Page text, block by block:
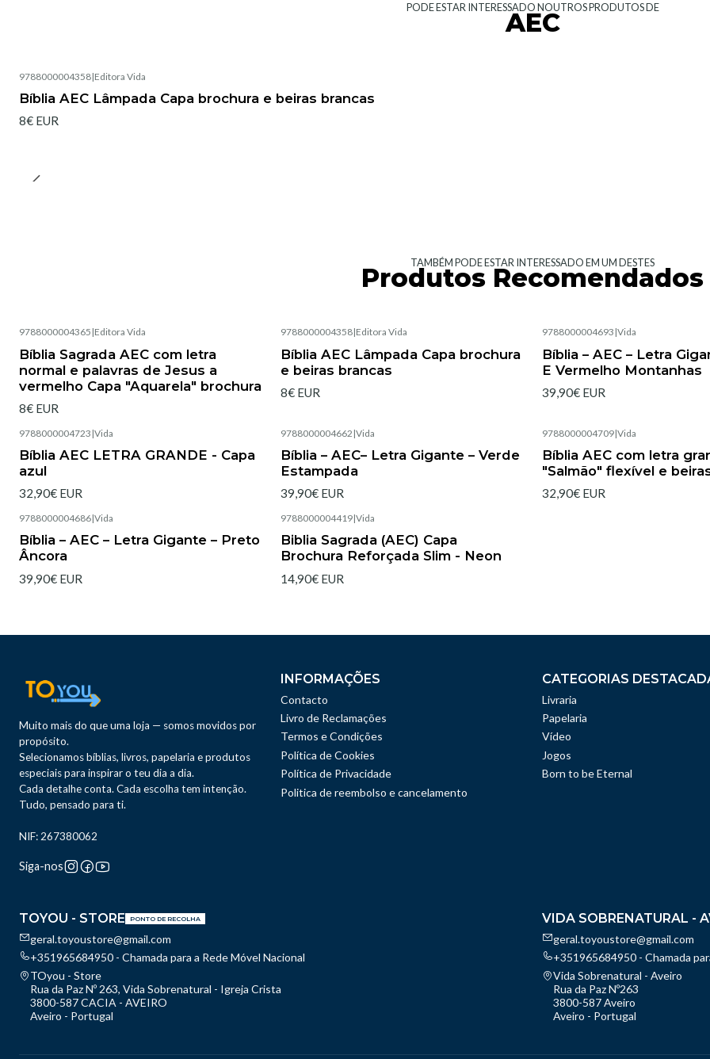
PODE ESTAR INTERESSADO NOUTROS PRODUTOS DE
AEC
9788000004358|Editora Vida
Bíblia AEC Lâmpada Capa brochura e beiras brancas
8€ EUR
TAMBÉM PODE ESTAR INTERESSADO EM UM DESTES
Produtos Recomendados
9788000004365 |Editora Vida
Bíblia Sagrada AEC com letra
normal e palavras de Jesus a
vermelho Capa "Aquarela" brochura
8€ EUR
9788000004358|Editora Vida
Bíblia AEC Lâmpada Capa brochura
e beiras brancas
8€ EUR
9788000004693 |Vida
Bíblia – AEC – Letra
E Vermelho Montanhas
39,90€ EUR
9788000004723 |Vida
Bíblia AEC LETRA GRANDE - Capa
azul
32,90€ EUR
9788000004662 |Vida
Bíblia – AEC– Letra Gigante – Verde
Estampada
39,90€ EUR
9788000004709|Vida
Bíblia AEC com letra
"Salmão" flexível e
32,90€ EUR
9788000004686|Vida
Bíblia – AEC – Letra Gigante – Preto
Âncora
39,90€ EUR
9788000004419|Vida
Biblia Sagrada (AEC) Capa
Brochura Reforçada Slim - Neon
14,90€ EUR
Muito mais do que uma loja — somos movidos por
propósito.
Selecionamos bíblias, livros, papelaria e produtos
especiais para inspirar o teu dia a dia.
Cada detalhe conta. Cada escolha tem intenção.
Tudo, pensado para ti.
NIF: 267380062
Siga-nos
INFORMAÇÕES
Contacto
Livro de Reclamações
Termos e Condições
Política de Cookies
Política de Privacidade
Politica de reembolso e cancelamento
CATEGORIAS
Livraria
Papelaria
Vídeo
Jogos
Born to be Eternal
TOYOU - STORE PONTO DE RECOLHA
geral.toyoustore@gmail.com
+351965684950 - Chamada para a Rede Móvel Nacional
TOyou - Store
Rua da Paz Nº 263, Vida Sobrenatural - Igreja Crista
3800-587 CACIA - AVEIRO
Aveiro - Portugal
VIDA SOBRENATURAL -
geral.toyoustore@gmail.com
+351965684950 - Chamada
Vida Sobrenatural - Aveiro
Rua da Paz Nº263
3800-587 Aveiro
Aveiro - Portugal